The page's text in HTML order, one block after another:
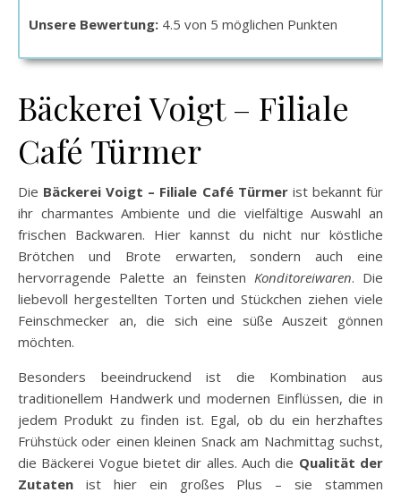
Unsere Bewertung: 4.5 von 5 möglichen Punkten
Bäckerei Voigt – Filiale
Café Türmer
Die Bäckerei Voigt – Filiale Café Türmerist bekannt für
ihr charmantes Ambiente und die vielfältige Auswahl an
frischen Backwaren. Hier kannst du nicht nur köstliche
Brötchen und Brote erwarten, sondern auch eine
hervorragende Palette an feinsten Konditoreiwaren. Die
liebevoll hergestellten Torten und Stückchen ziehen viele
Feinschmecker an, die sich eine süße Auszeit gönnen
möchten.
Besonders beeindruckend ist die Kombination aus
traditionellem Handwerk und modernen Einflüssen, die in
jedem Produkt zu finden ist. Egal, ob du ein herzhaftes
Frühstück oder einen kleinen Snack am Nachmittag suchst,
die Bäckerei Vogue bietet dir alles. Auch die Qualität der
Zutaten ist hier ein großes Plus – sie stammen